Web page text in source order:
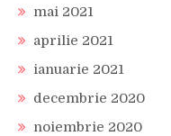
mai 2021
aprilie 2021
ianuarie 2021
decembrie 2020
noiembrie 2020